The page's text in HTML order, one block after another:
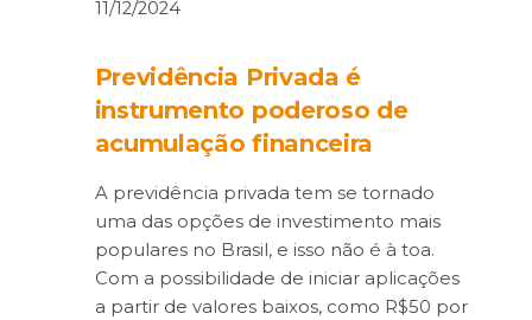
11/12/2024
Previdência Privada é
instrumento poderoso de
acumulação financeira
A previdência privada tem se tornado
uma das opções de investimento mais
populares no Brasil, e isso não é à toa.
Com a possibilidade de iniciar aplicações
a partir de valores baixos, como R$50 por